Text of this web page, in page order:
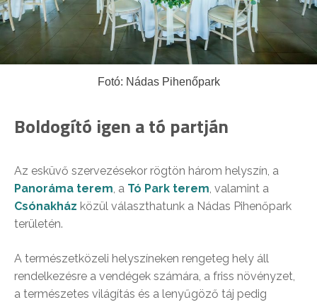
Fotó: Nádas Pihenőpark
Boldogító igen a tó partján
Az esküvő szervezésekor rögtön három helyszín, a
Panoráma terem , a Tó Park terem , valamint a
Csónakház közül választhatunk a Nádas Pihenőpark
területén.
A természetközeli helyszíneken rengeteg hely áll
rendelkezésre a vendégek számára, a friss növényzet,
a természetes világítás és a lenyűgöző táj pedig